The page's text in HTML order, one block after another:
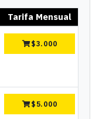
Tarifa Mensual
$3.000
$5.000